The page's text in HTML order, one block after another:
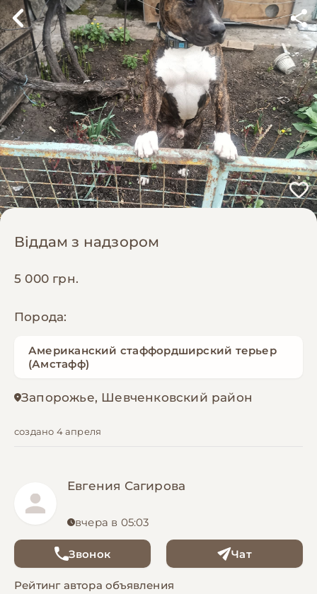
Віддам з надзором
5 000 грн.
Порода:
Американский стаффордширский терьер
(Амстафф)
Запорожье, Шевченковский район
создано 4 апреля
Евгения Сагирова
вчера в 05:03
Звонок Чат
Рейтинг автора объявления